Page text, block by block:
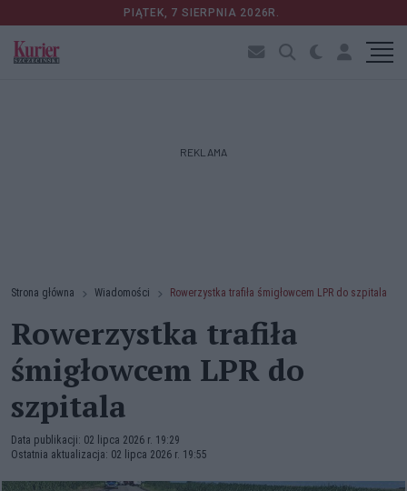
PIĄTEK, 7 SIERPNIA 2026R.
REKLAMA
Strona główna Wiadomości Rowerzystka trafiła śmigłowcem LPR do szpitala
Rowerzystka trafiła
śmigłowcem LPR do
szpitala
Data publikacji: 02 lipca 2026 r. 19:29
Ostatnia aktualizacja: 02 lipca 2026 r. 19:55